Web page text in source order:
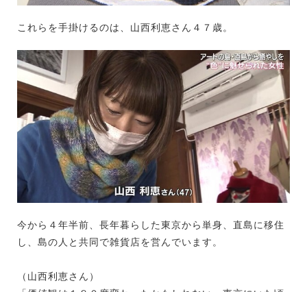
これらを手掛けるのは、山西利恵さん４７歳。
今から４年半前、長年暮らした東京から単身、直島に移住
し、島の人と共同で雑貨店を営んでいます。
（山西利恵さん）